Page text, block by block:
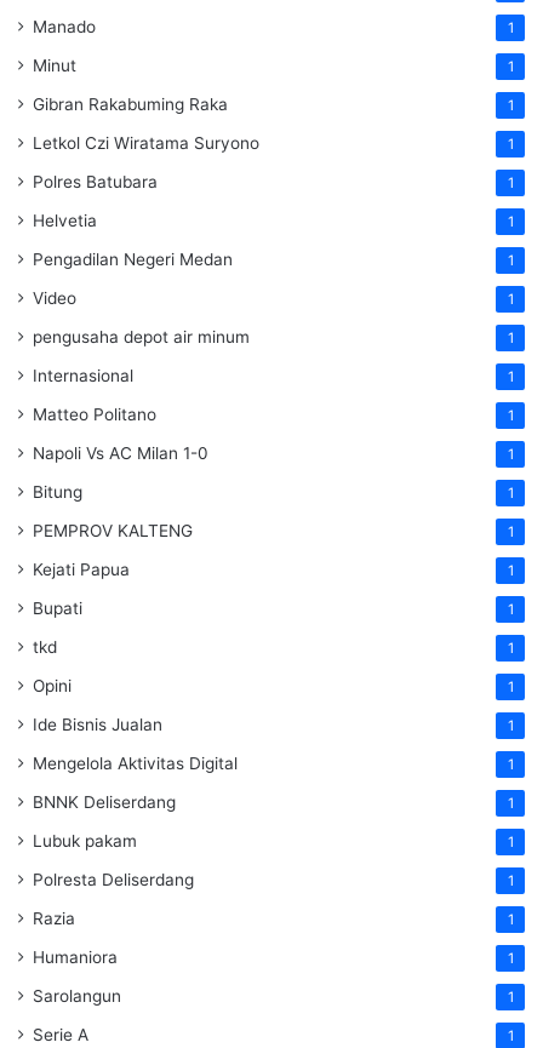
Manado 1
Minut 1
Gibran Rakabuming Raka 1
Letkol Czi Wiratama Suryono 1
Polres Batubara 1
Helvetia 1
Pengadilan Negeri Medan 1
Video 1
pengusaha depot air minum 1
Internasional 1
Matteo Politano 1
Napoli Vs AC Milan 1-0 1
Bitung 1
PEMPROV KALTENG 1
Kejati Papua 1
Bupati 1
tkd 1
Opini 1
Ide Bisnis Jualan 1
Mengelola Aktivitas Digital 1
BNNK Deliserdang 1
Lubuk pakam 1
Polresta Deliserdang 1
Razia 1
Humaniora 1
Sarolangun 1
Serie A 1